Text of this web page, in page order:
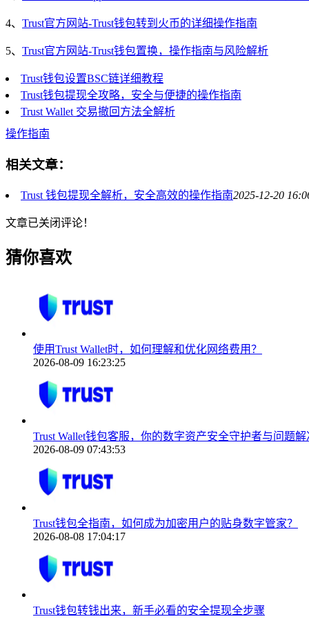
4、 Trust官方网站-Trust钱包转到火币的详细操作指南
5、 Trust官方网站-Trust钱包置换，操作指南与风险解析
Trust钱包设置BSC链详细教程
Trust钱包提现全攻略，安全与便捷的操作指南
Trust Wallet 交易撤回方法全解析
操作指南
相关文章：
Trust 钱包提现全解析，安全高效的操作指南2025-12-20
文章已关闭评论！
猜你喜欢
使用Trust Wallet时，如何理解和优化网络费用？
2026-08-09 16:23:25
Trust Wallet钱包客服，你的数字资产安全守护者与问题
2026-08-09 07:43:53
Trust钱包全指南，如何成为加密用户的贴身数字管家？
2026-08-08 17:04:17
Trust钱包转钱出来，新手必看的安全提现全步骤